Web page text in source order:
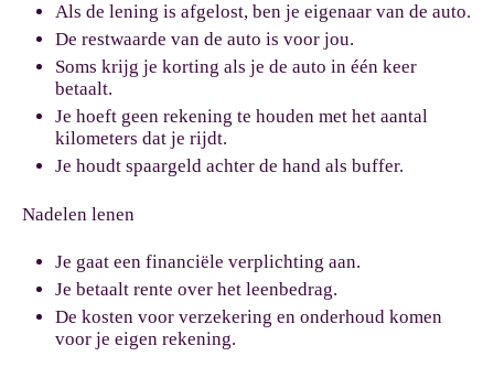
Als de lening is afgelost, ben je eigenaar van de auto.
De restwaarde van de auto is voor jou.
Soms krijg je korting als je de auto in één keer
betaalt.
Je hoeft geen rekening te houden met het aantal
kilometers dat je rijdt.
Je houdt spaargeld achter de hand als buffer.
Nadelen lenen
Je gaat een financiële verplichting aan.
Je betaalt rente over het leenbedrag.
De kosten voor verzekering en onderhoud komen
voor je eigen rekening.